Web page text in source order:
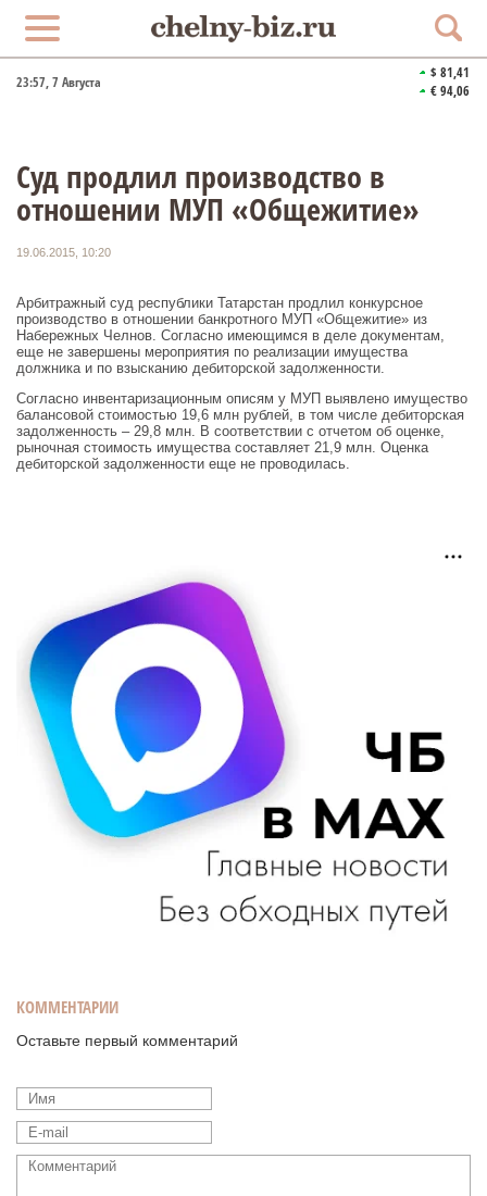
23:57, 7 Августа
$ 81,41
€ 94,06
Суд продлил производство в
отношении МУП «Общежитие»
19.06.2015, 10:20
Арбитражный суд республики Татарстан продлил конкурсное
производство в отношении банкротного МУП «Общежитие» из
Набережных Челнов. Согласно имеющимся в деле документам,
еще не завершены мероприятия по реализации имущества
должника и по взысканию дебиторской задолженности.
Согласно инвентаризационным описям у МУП выявлено имущество
балансовой стоимостью 19,6 млн рублей, в том числе дебиторская
задолженность – 29,8 млн. В соответствии с отчетом об оценке,
рыночная стоимость имущества составляет 21,9 млн. Оценка
дебиторской задолженности еще не проводилась.
КОММЕНТАРИИ
Оставьте первый комментарий